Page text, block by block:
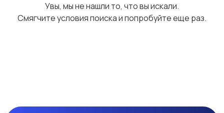
Увы, мы не нашли то, что вы искали.
Смягчите условия поиска и попробуйте еще раз.